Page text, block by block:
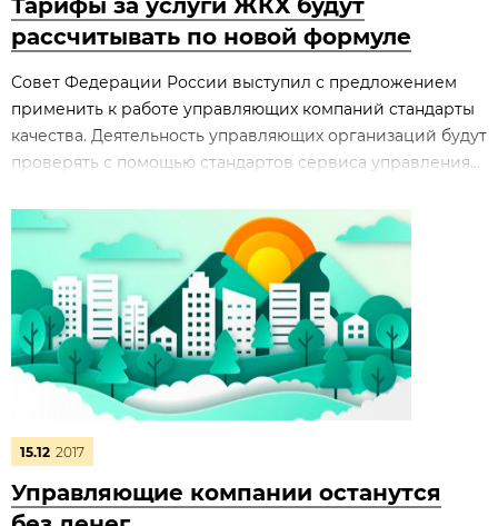
Тарифы за услуги ЖКХ будут
рассчитывать по новой формуле
Совет Федерации России выступил с предложением
применить к работе управляющих компаний стандарты
качества. Деятельность управляющих организаций будут
проверять с помощью стандартов сервиса управления...
15.12 2017
Управляющие компании останутся